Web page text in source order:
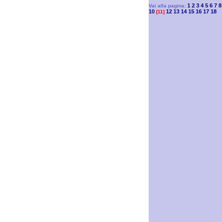
Vai alla pagina: 1 2 3 4 5 6 7 8
10 [11] 12 13 14 15 16 17 18